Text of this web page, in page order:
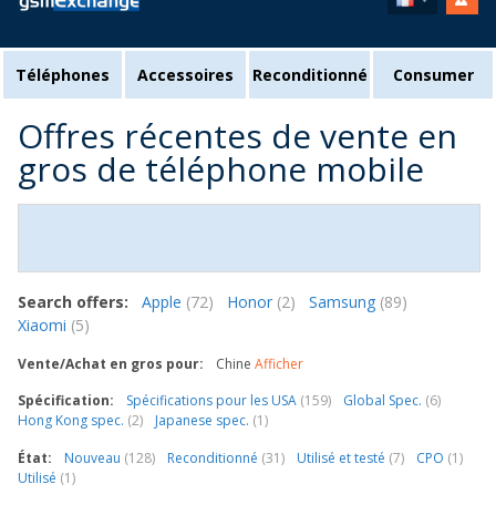
Téléphones Accessoires Reconditionné Consumer
Offres récentes de vente en
gros de téléphone mobile
Search offers: Apple (72) Honor (2) Samsung (89)
Xiaomi (5)
Vente/Achat en gros pour: Chine Afficher
Spécification:
Spécifications pour les USA (159) Global Spec. (6)
Hong Kong spec. (2) Japanese spec. (1)
État:
Nouveau (128) Reconditionné (31) Utilisé et testé (7) CPO (1)
Utilisé (1)